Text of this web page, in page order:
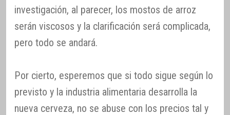
investigación, al parecer, los mostos de arroz
serán viscosos y la clarificación será complicada,
pero todo se andará.
Por cierto, esperemos que si todo sigue según lo
previsto y la industria alimentaria desarrolla la
nueva cerveza, no se abuse con los precios tal y